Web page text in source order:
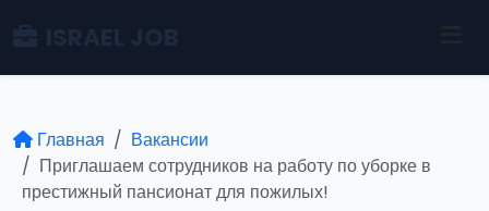
Главная
Вакансии
Приглашаем сотрудников на работу по уборке в
престижный пансионат для пожилых!